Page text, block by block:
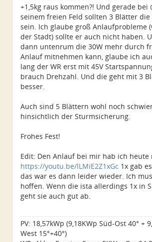
+1,5kg raus kommen?! Und gerade bei
seinem freien Feld sollten 3 Blätter die
sein. Ich glaube groß Anlaufprobleme
der Stadt) sollte er auch nicht haben.
dann untenrum die 30W mehr durch
Anlauf mitnehmen kann, glaube ich
lang der WR erst mit 45V
brauch Drehzahl. Und die geht mit 3
besser.
Auch sind 5 Blättern wohl noch
hinsichtlich der Sturmsicherung.
Frohes Fest!
Edit: Den Anlauf bei mir hab ich heute
https://youtu.be/lLMiE2Z1xGc 1x gab
das war es dann leider wieder. Ich
hoffen. Wenn die ista allerdings 1x in
geht sie auch gut ab.
PV: 18,57kWp (9,18KWp Süd-Ost 40° +
West 15°+40°)